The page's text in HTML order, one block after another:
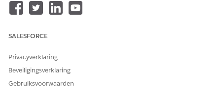
Als u tarieven wilt bewaken, gebruikt u de contextdefinitie
RateManagementContext en koppelt u het element
beoordelingskaart.
Het element Basistarief toevoegen
U kunt het element Basistarief als volgt toevoegen aan uw
beoordelingsprocedure.
SALESFORCE
Privacyverklaring
Beveiligingsverklaring
Gebruiksvoorwaarden